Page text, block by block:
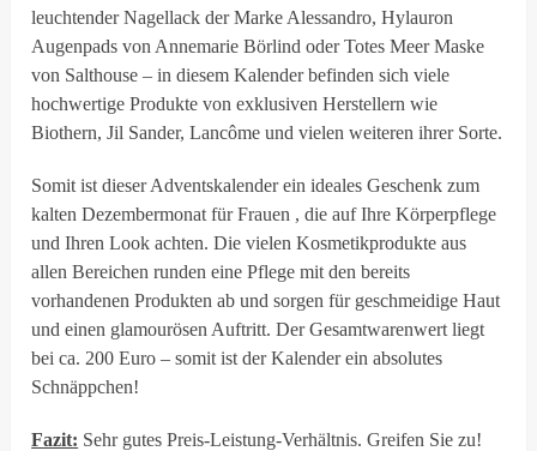
leuchtender Nagellack der Marke Alessandro, Hylauron
Augenpads von Annemarie Börlind oder Totes Meer Maske
von Salthouse – in diesem Kalender befinden sich viele
hochwertige Produkte von exklusiven Herstellern wie
Biothern, Jil Sander, Lancôme und vielen weiteren ihrer Sorte.
Somit ist dieser Adventskalender ein ideales Geschenk zum
kalten Dezembermonat für Frauen , die auf Ihre Körperpflege
und Ihren Look achten. Die vielen Kosmetikprodukte aus
allen Bereichen runden eine Pflege mit den bereits
vorhandenen Produkten ab und sorgen für geschmeidige Haut
und einen glamourösen Auftritt. Der Gesamtwarenwert liegt
bei ca. 200 Euro – somit ist der Kalender ein absolutes
Schnäppchen!
Fazit: Sehr gutes Preis-Leistung-Verhältnis. Greifen Sie zu!